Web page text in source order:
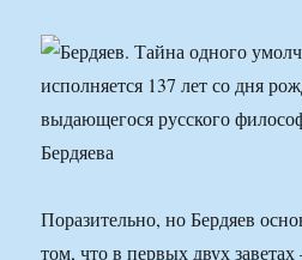
Поразительно, но Бердяев
том, что в первых двух